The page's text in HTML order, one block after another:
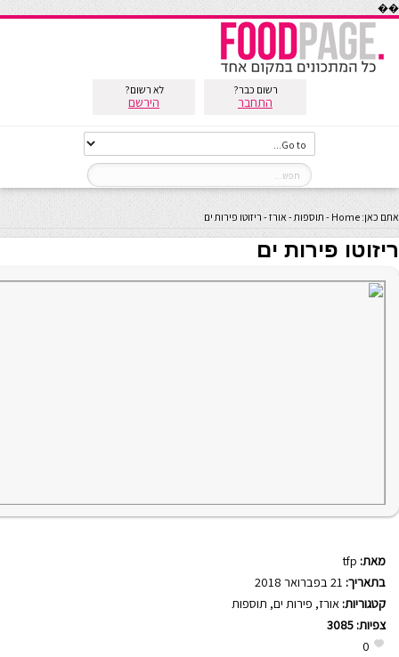
��
רשום כבר?
התחבר
לא רשום?
הירשם
אתם כאן: Home
- תוספות-אורז- ריזוטו פירות ים
ריזוטו פירות ים
מאת: tfp
בתאריך:
קטגוריות: אורז, פירות ים, תוספות
צפיות: 3085
0